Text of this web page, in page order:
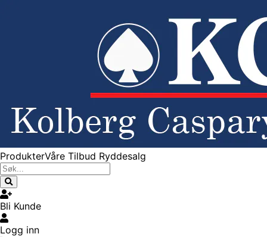
ProdukterVåre Tilbud Ryddesalg
Bli Kunde
Logg inn